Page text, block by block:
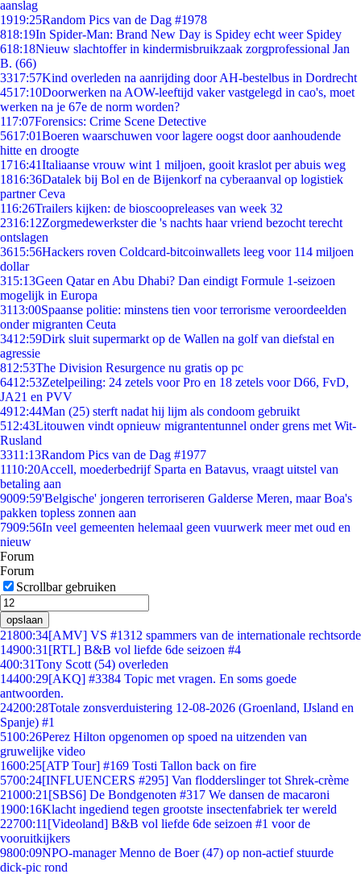
aanslag
1919:25Random Pics van de Dag #1978
818:19In Spider-Man: Brand New Day is Spidey echt weer Spidey
618:18Nieuw slachtoffer in kindermisbruikzaak zorgprofessional Jan
B. (66)
3317:57Kind overleden na aanrijding door AH-bestelbus in Dordrecht
4517:10Doorwerken na AOW-leeftijd vaker vastgelegd in cao's, moet
werken na je 67e de norm worden?
117:07Forensics: Crime Scene Detective
5617:01Boeren waarschuwen voor lagere oogst door aanhoudende
hitte en droogte
1716:41Italiaanse vrouw wint 1 miljoen, gooit kraslot per abuis weg
1816:36Datalek bij Bol en de Bijenkorf na cyberaanval op logistiek
partner Ceva
116:26Trailers kijken: de bioscoopreleases van week 32
2316:12Zorgmedewerkster die 's nachts haar vriend bezocht terecht
ontslagen
3615:56Hackers roven Coldcard-bitcoinwallets leeg voor 114 miljoen
dollar
315:13Geen Qatar en Abu Dhabi? Dan eindigt Formule 1-seizoen
mogelijk in Europa
3113:00Spaanse politie: minstens tien voor terrorisme veroordeelden
onder migranten Ceuta
3412:59Dirk sluit supermarkt op de Wallen na golf van diefstal en
agressie
812:53The Division Resurgence nu gratis op pc
6412:53Zetelpeiling: 24 zetels voor Pro en 18 zetels voor D66, FvD,
JA21 en PVV
4912:44Man (25) sterft nadat hij lijm als condoom gebruikt
512:43Litouwen vindt opnieuw migrantentunnel onder grens met Wit-
Rusland
3311:13Random Pics van de Dag #1977
1110:20Accell, moederbedrijf Sparta en Batavus, vraagt uitstel van
betaling aan
9009:59'Belgische' jongeren terroriseren Galderse Meren, maar Boa's
pakken topless zonnen aan
7909:56In veel gemeenten helemaal geen vuurwerk meer met oud en
nieuw
Forum
Forum
Scrollbar gebruiken
opslaan
21800:34[AMV] VS #1312 spammers van de internationale rechtsorde
14900:31 [RTL] B&B vol liefde 6de seizoen #4
400:31Tony Scott (54) overleden
14400:29[AKQ] #3384 Topic met vragen. En soms goede
antwoorden.
24200:28Totale zonsverduistering 12-08-2026 (Groenland, IJsland en
Spanje) #1
5100:26Perez Hilton opgenomen op spoed na uitzenden van
gruwelijke video
1600:25[ATP Tour] #169 Tosti Tallon back on fire
5700:24[INFLUENCERS #295] Van flodderslinger tot Shrek-crème
21000:21 [SBS6] De Bondgenoten #317 We dansen de macaroni
1900:16Klacht ingediend tegen grootste insectenfabriek ter wereld
22700:11 [Videoland] B&B vol liefde 6de seizoen #1 voor de
vooruitkijkers
9800:09NPO-manager Menno de Boer (47) op non-actief stuurde
dick-pic rond